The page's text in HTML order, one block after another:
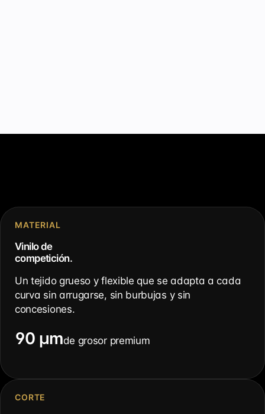
MATERIAL
Vinilo de
competición.
Un tejido grueso y flexible que se adapta a cada
curva sin arrugarse, sin burbujas y sin
concesiones.
90 µmde grosor premium
CORTE